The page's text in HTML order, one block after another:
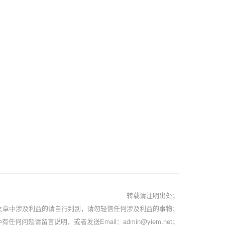
转载请注明出处；
章中涉及利益的请自行判别，请勿轻信任何涉及利益的事物；
任何问题请留言说明，或者发送Email：admin@yiem.net；